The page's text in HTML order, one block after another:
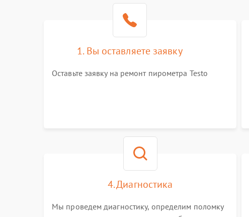
1. Вы оставляете заявку
Оставьте заявку на ремонт пирометра Testo
4. Диагностика
Мы проведем диагностику, определим поломку